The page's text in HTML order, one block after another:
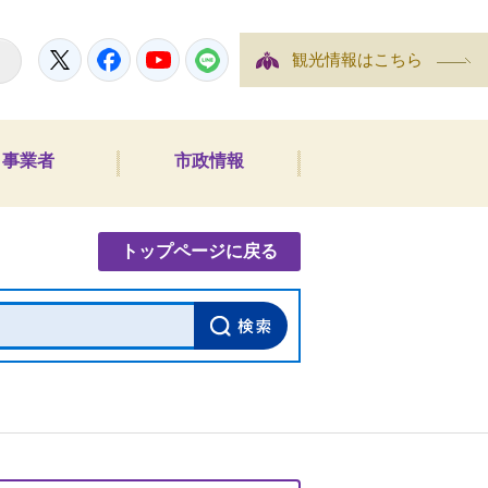
TwitterFacebookYouTubeLINE 観光情報はこちら
事業者 市政情報
トップページに戻る